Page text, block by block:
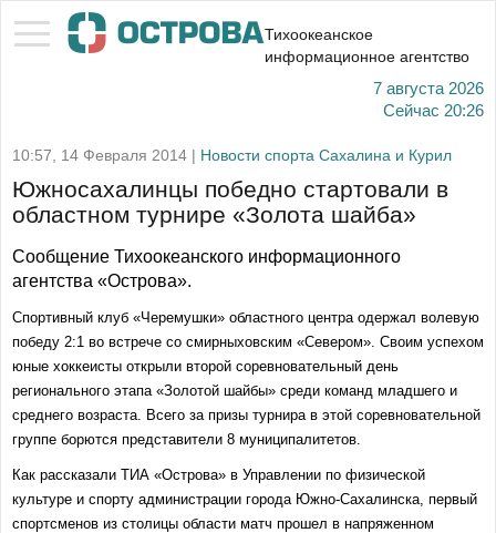
Тихоокеанское
информационное агентство
7 августа 2026
Сейчас 20:26
10:57, 14 Февраля 2014 | Новости спорта Сахалина и Курил
Южносахалинцы победно стартовали в
областном турнире «Золота шайба»
Сообщение Тихоокеанского информационного
агентства «Острова».
Спортивный клуб «Черемушки» областного центра одержал волевую
победу 2:1 во встрече со смирныховским «Севером». Своим успехом
юные хоккеисты открыли второй соревновательный день
регионального этапа «Золотой шайбы» среди команд младшего и
среднего возраста. Всего за призы турнира в этой соревновательной
группе борются представители 8 муниципалитетов.
Как рассказали ТИА «Острова» в Управлении по физической
культуре и спорту администрации города Южно-Сахалинска, первый
спортсменов из столицы области матч прошел в напряженном